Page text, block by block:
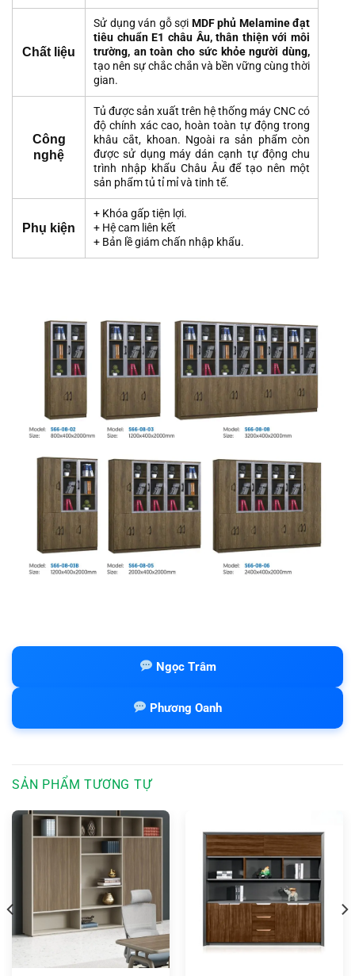
Chất liệu
Sử dụng ván gỗ sợi MDF phủ Melamine đạt
tiêu chuẩn E1 châu Âu, thân thiện với môi
trường, an toàn cho sức khỏe người dùng,
tạo nên sự chắc chắn và bền vững cùng thời
gian.
Công
nghệ
Tủ được sản xuất trên hệ thống máy CNC có
độ chính xác cao, hoàn toàn tự động trong
khâu cắt, khoan. Ngoài ra sản phẩm còn
được sử dụng máy dán cạnh tự động chu
trình nhập khẩu Châu Âu để tạo nên một
sản phẩm tủ tỉ mỉ và tinh tế.
Phụ kiện
+ Khóa gấp tiện lợi.
+ Hệ cam liên kết
+ Bản lề giám chấn nhập khẩu.
Ngọc Trâm
Phương Oanh
SẢN PHẨM TƯƠNG TỰ